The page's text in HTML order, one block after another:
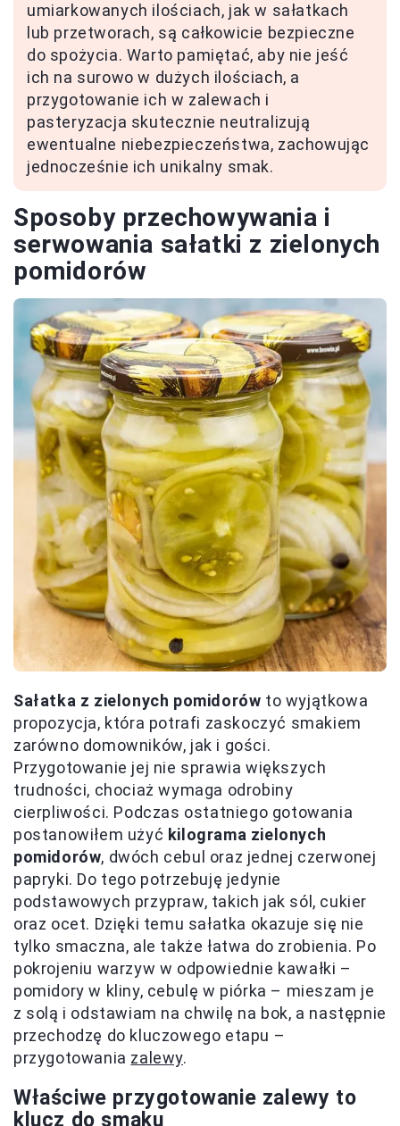
umiarkowanych ilościach, jak w sałatkach
lub przetworach, są całkowicie bezpieczne
do spożycia. Warto pamiętać, aby nie jeść
ich na surowo w dużych ilościach, a
przygotowanie ich w zalewach i
pasteryzacja skutecznie neutralizują
ewentualne niebezpieczeństwa, zachowując
jednocześnie ich unikalny smak.
Sposoby przechowywania i
serwowania sałatki z zielonych
pomidorów
Sałatka z zielonych pomidorów to wyjątkowa
propozycja, która potrafi zaskoczyć smakiem
zarówno domowników, jak i gości.
Przygotowanie jej nie sprawia większych
trudności, chociaż wymaga odrobiny
cierpliwości. Podczas ostatniego gotowania
postanowiłem użyć kilograma zielonych
pomidorów, dwóch cebul oraz jednej czerwonej
papryki. Do tego potrzebuję jedynie
podstawowych przypraw, takich jak sól, cukier
oraz ocet. Dzięki temu sałatka okazuje się nie
tylko smaczna, ale także łatwa do zrobienia. Po
pokrojeniu warzyw w odpowiednie kawałki –
pomidory w kliny, cebulę w piórka – mieszam je
z solą i odstawiam na chwilę na bok, a następnie
przechodzę do kluczowego etapu –
przygotowania zalewy.
Właściwe przygotowanie zalewy to
klucz do smaku